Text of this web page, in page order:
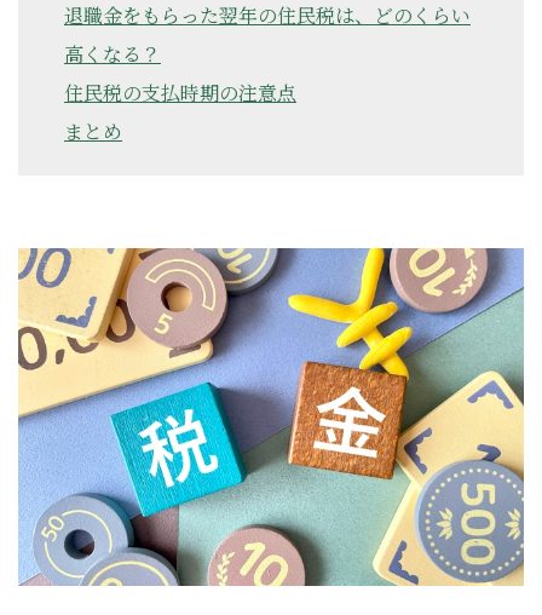
退職金をもらった翌年の住民税は、どのくらい
高くなる？
住民税の支払時期の注意点
まとめ